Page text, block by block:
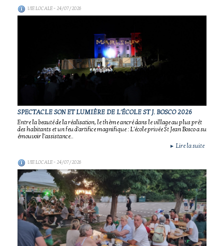
VIE LOCALE- 24/07/2026
SPECTACLE SON ET LUMIÈRE DE L'ÉCOLE ST J. BOSCO 2026
Entre la beauté de la réalisation, le thème ancré dans le village au plus prêt
des habitants et un feu d'artifice magnifique : L'école privée St Jean Bosco a su
émouvoir l'assistance..
► Lire la suite
VIE LOCALE- 24/07/2026